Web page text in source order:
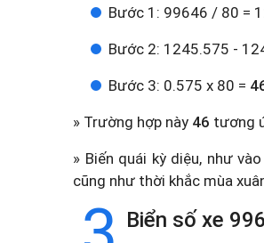
Bước 1: 99646 / 80 =
Bước 2: 1245.575 -
Bước 3: 0.575 x 80 =
» Trường hợp này 46 tương
» Biến quái kỳ diệu, như
cũng như thời khắc mùa
Biển số xe